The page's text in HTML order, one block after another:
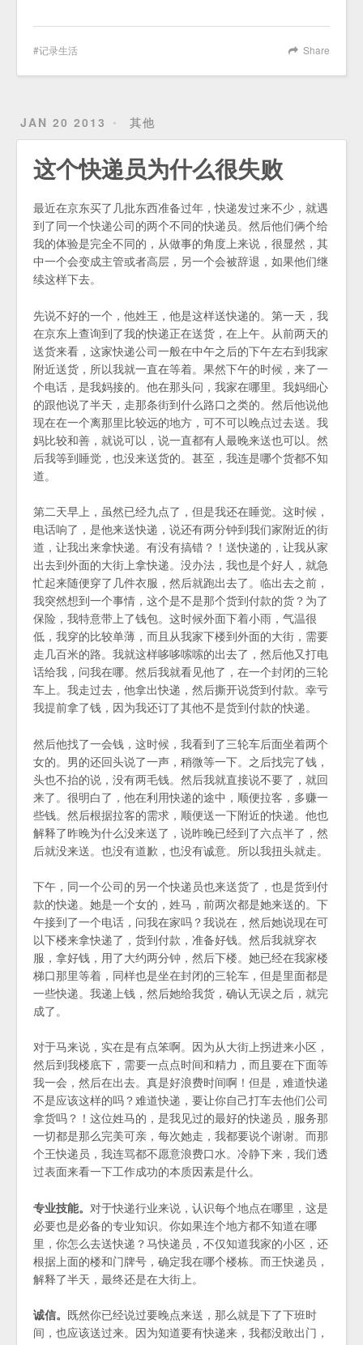
Share
记录生活
JAN 20 2013 其他
这个快递员为什么很失败
最近在京东买了几批东西准备过年，快递发过来不少，就遇
到了同一个快递公司的两个不同的快递员。然后他们俩个给
我的体验是完全不同的，从做事的角度上来说，很显然，其
中一个会变成主管或者高层，另一个会被辞退，如果他们继
续这样下去。
先说不好的一个，他姓王，他是这样送快递的。第一天，我
在京东上查询到了我的快递正在送货，在上午。从前两天的
送货来看，这家快递公司一般在中午之后的下午左右到我家
附近送货，所以我就一直在等着。果然下午的时候，来了一
个电话，是我妈接的。他在那头问，我家在哪里。我妈细心
的跟他说了半天，走那条街到什么路口之类的。然后他说他
现在在一个离那里比较远的地方，可不可以晚点过去送。我
妈比较和善，就说可以，说一直都有人最晚来送也可以。然
后我等到睡觉，也没来送货的。甚至，我连是哪个货都不知
道。
第二天早上，虽然已经九点了，但是我还在睡觉。这时候，
电话响了，是他来送快递，说还有两分钟到我们家附近的街
道，让我出来拿快递。有没有搞错？！送快递的，让我从家
出去到外面的大街上拿快递。没办法，我也是个好人，就急
忙起来随便穿了几件衣服，然后就跑出去了。临出去之前，
我突然想到一个事情，这个是不是那个货到付款的货？为了
保险，我特意带上了钱包。这时候外面下着小雨，气温很
低，我穿的比较单薄，而且从我家下楼到外面的大街，需要
走几百米的路。我就这样哆哆嗦嗦的出去了，然后他又打电
话给我，问我在哪。然后我就看见他了，在一个封闭的三轮
车上。我走过去，他拿出快递，然后撕开说货到付款。幸亏
我提前拿了钱，因为我还订了其他不是货到付款的快递。
然后他找了一会钱，这时候，我看到了三轮车后面坐着两个
女的。男的还回头说了一声，稍微等一下。之后找完了钱，
头也不抬的说，没有两毛钱。然后我就直接说不要了，就回
来了。很明白了，他在利用快递的途中，顺便拉客，多赚一
些钱。然后根据拉客的需求，顺便送一下附近的快递。他也
解释了昨晚为什么没来送了，说昨晚已经到了六点半了，然
后就没来送。也没有道歉，也没有诚意。所以我扭头就走。
下午，同一个公司的另一个快递员也来送货了，也是货到付
款的快递。她是一个女的，姓马，前两次都是她来送的。下
午接到了一个电话，问我在家吗？我说在，然后她说现在可
以下楼来拿快递了，货到付款，准备好钱。然后我就穿衣
服，拿好钱，用了大约两分钟，然后下楼。她已经在我家楼
梯口那里等着，同样也是坐在封闭的三轮车，但是里面都是
一些快递。我递上钱，然后她给我货，确认无误之后，就完
成了。
对于马来说，实在是有点笨啊。因为从大街上拐进来小区，
然后到我楼底下，需要一点点时间和精力，而且要在下面等
我一会，然后在出去。真是好浪费时间啊！但是，难道快递
不是应该这样的吗？难道快递，要让你自己打车去他们公司
拿货吗？！这位姓马的，是我见过的最好的快递员，服务那
一切都是那么完美可亲，每次她走，我都要说个谢谢。而那
个王快递员，我连骂都不愿意浪费口水。冷静下来，我们透
过表面来看一下工作成功的本质因素是什么。
专业技能。 对于快递行业来说，认识每个地点在哪里，这是
必要也是必备的专业知识。你如果连个地方都不知道在哪
里，你怎么去送快递？马快递员，不仅知道我家的小区，还
根据上面的楼和门牌号，确定我在哪个楼栋。而王快递员，
解释了半天，最终还是在大街上。
诚信。 既然你已经说过要晚点来送，那么就是下了下班时
间，也应该送过来。因为知道要有快递来，我都没敢出门，